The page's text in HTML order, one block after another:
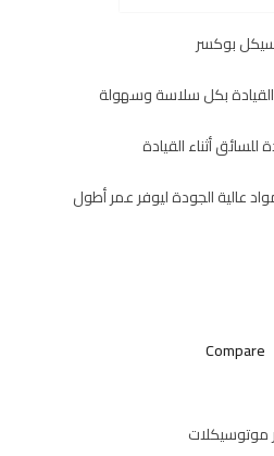
بوكسر
بكل سلاسة وسهولة
للسائق أثناء القيادة
عالية الجودة ليوفر عمر أطول
Compare
موتوسيكلات